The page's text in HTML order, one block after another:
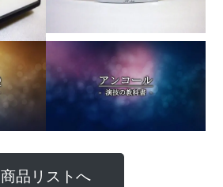
商品リストへ